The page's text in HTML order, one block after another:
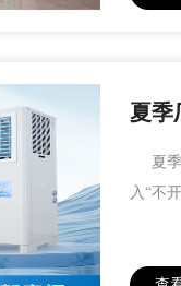
夏季
夏季
入“不